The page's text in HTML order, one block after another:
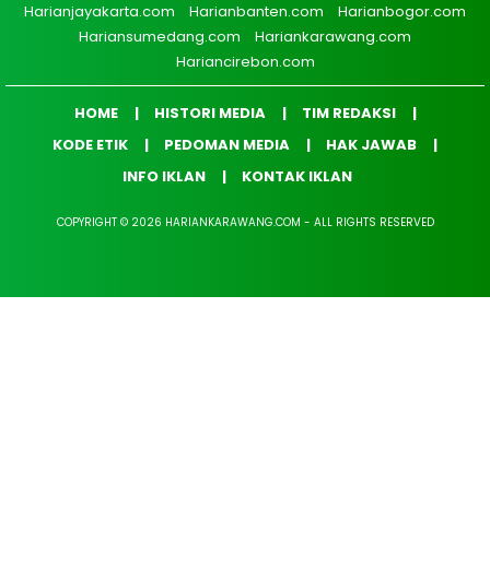
Harianjayakarta.com
Harianbanten.com
Harianbogor.com
Hariansumedang.com
Hariankarawang.com
Hariancirebon.com
HOME HISTORI MEDIA
TIM REDAKSI
KODE ETIK
PEDOMAN MEDIA
HAK JAWAB
INFO IKLAN
KONTAK IKLAN
COPYRIGHT © 2026 HARIANKARAWANG.COM - ALL RIGHTS RESERVED